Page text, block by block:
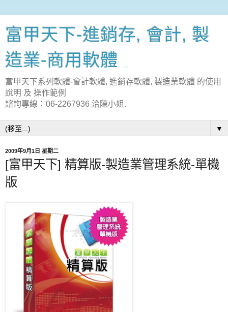
富甲天下-進銷存, 會計, 製
造業-商用軟體
富甲天下系列軟體-會計軟體, 進銷存軟體, 製造業軟體 的使用
說明 及 操作範例
諮詢專線：06-2267936 洽陳小姐.
▼
2009年9月1日 星期二
[富甲天下] 精算版-製造業管理系統-單機
版